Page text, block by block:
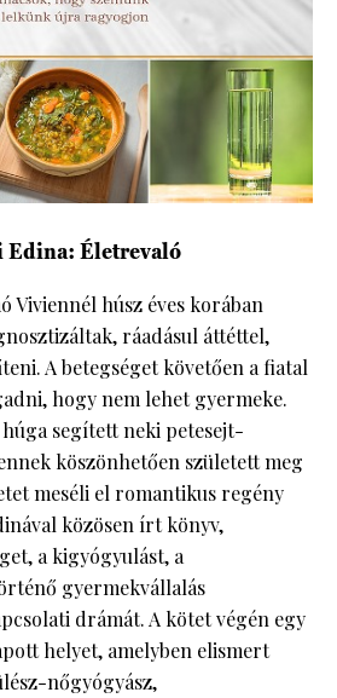
Edina: Életrevaló
Viviennél húsz éves korában
ráadásul áttéttel,
A betegséget követően a fiatal
hogy nem lehet gyermeke.
segített neki petesejt-
köszönhetően született meg
meséli el romantikus regény
közösen írt könyv,
a kigyógyulást, a
gyermekvállalás
drámát. A kötet végén egy
helyet, amelyben elismert
nőgyógyász,